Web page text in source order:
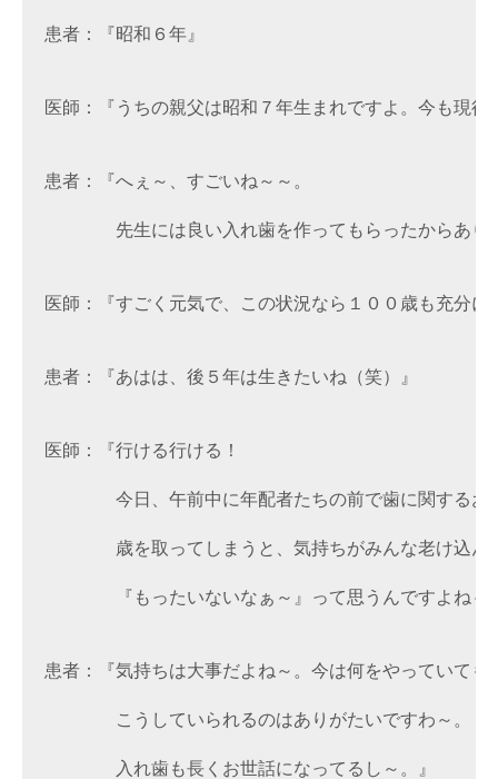
患者：『昭和６年』
医師：『うちの親父は昭和７年生まれですよ。今も現役
患者：『へぇ～、すごいね～～。
先生には良い入れ歯を作ってもらったからあり
医師：『すごく元気で、この状況なら１００歳も充分に
患者：『あはは、後５年は生きたいね（笑）』
医師：『行ける行ける！
今日、午前中に年配者たちの前で歯に関するお話
歳を取ってしまうと、気持ちがみんな老け込ん
『もったいないなぁ～』って思うんですよね～
患者：『気持ちは大事だよね～。今は何をやっていても
こうしていられるのはありがたいですわ～。
入れ歯も長くお世話になってるし～。』